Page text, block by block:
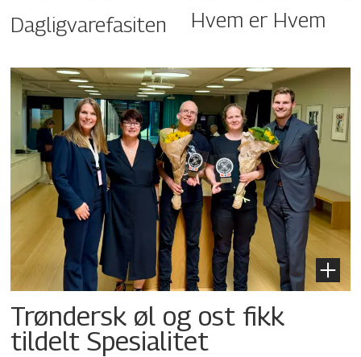
Dagligvarefasiten Hvem er Hvem
Trøndersk øl og ost fikk
tildelt Spesialitet